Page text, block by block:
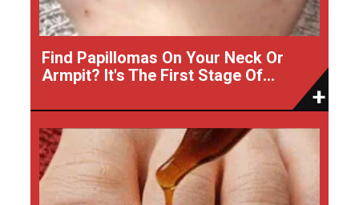
Find Papillomas On Your Neck Or
Armpit? It's The First Stage Of...